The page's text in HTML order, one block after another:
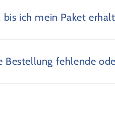
ich mein Paket
Bestellung fehlende